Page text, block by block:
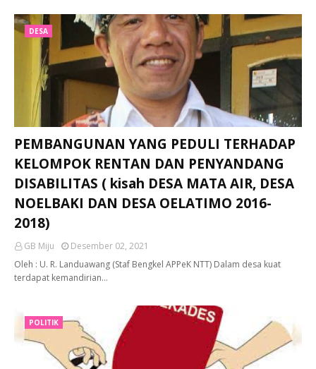
DESA
PEMBANGUNAN YANG PEDULI TERHADAP
KELOMPOK RENTAN DAN PENYANDANG
DISABILITAS ( kisah DESA MATA AIR, DESA
NOELBAKI DAN DESA OELATIMO 2016-
2018)
GB Miju
Desember 02, 2021
Oleh : U. R. Landuawang (Staf Bengkel APPeK NTT) Dalam desa kuat
terdapat kemandirian…
POLITIK